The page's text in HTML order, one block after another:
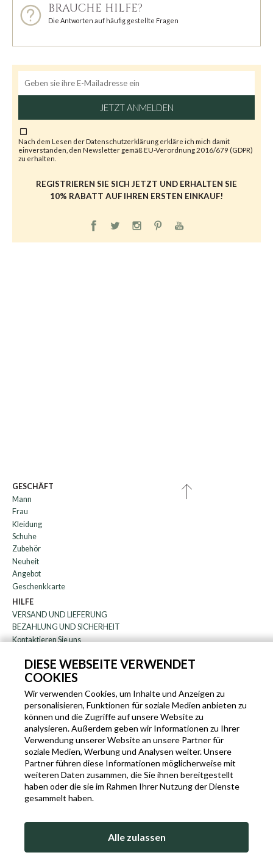
DIESE WEBSEITE VERWENDET
COOKIES
Wir verwenden Cookies, um Inhalte und Anzeigen zu
personalisieren, Funktionen für soziale Medien anbieten zu
können und die Zugriffe auf unsere Website zu
analysieren. Außerdem geben wir Informationen zu Ihrer
Verwendung unserer Website an unsere Partner für
soziale Medien, Werbung und Analysen weiter. Unsere
Partner führen diese Informationen möglicherweise mit
weiteren Daten zusammen, die Sie ihnen bereitgestellt
haben oder die sie im Rahmen Ihrer Nutzung der Dienste
gesammelt haben.
Alle zulassen
BRAUCHE HILFE?
Die Antworten auf häufig gestellte Fragen
JETZT ANMELDEN
Nach dem Lesen derDatenschutzerklärung erkläre ich mich damit
einverstanden, den Newsletter gemäß EU-Verordnung 2016/679 (GDPR)
zu erhalten.
REGISTRIEREN SIE SICH JETZT UND ERHALTEN SIE
10% RABATT AUF IHREN ERSTEN EINKAUF!
GESCHÄFT
Mann
Frau
Kleidung
Schuhe
Zubehör
Neuheit
Angebot
Geschenkkarte
HILFE
VERSAND UND LIEFERUNG
BEZAHLUNG UND SICHERHEIT
Kontaktieren Sie uns
DAS UNTERNEHMEN
Rundschreiben
über uns
Blog
Partnerprogramm
EN IT FR DE